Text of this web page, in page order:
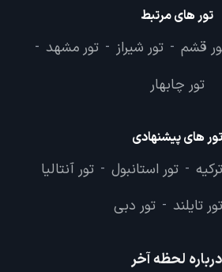
تور های مرتبط
قشم - تور شیراز - تور مشهد -
تور چابهار
تور های پیشنهادی
- تور استانبول - تور آنتالیا
تور تایلند - تور دبی
درباره لحظه آخر